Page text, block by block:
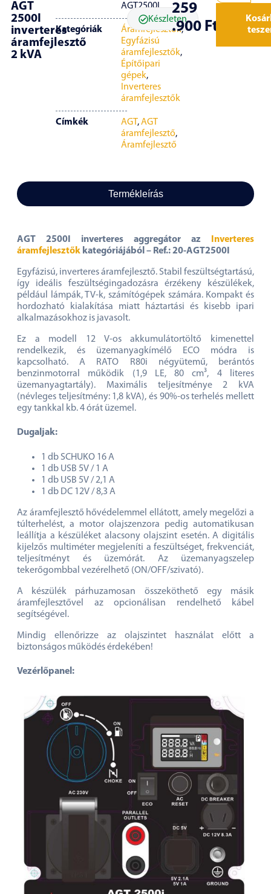
AGT
2500I
inverteres
áramfejlesztő
2 kVA
AGT2500I
Kategóriák Áramfejlesztők,
Egyfázisú
áramfejlesztők,
Építőipari
gépek,
Inverteres
áramfejlesztők
Címkék AGT,AGT
áramfejlesztő,
Áramfejlesztő
Készleten
259
.900 Ft
Termékleírás
AGT 2500I inverteres aggregátor az
Inverteres
áramfejlesztők kategóriájából – Ref.: 20-AGT2500I
Egyfázisú, inverteres áramfejlesztő. Stabil feszültségtartású,
így ideális feszültségingadozásra érzékeny készülékek,
például lámpák, TV-k, számítógépek számára. Kompakt és
hordozható kialakítása miatt háztartási és kisebb ipari
alkalmazásokhoz is javasolt.
Ez a modell 12 V-os akkumulátortöltő kimenettel
rendelkezik, és üzemanyagkímélő ECO módra is
kapcsolható. A RATO R80i négyütemű, berántós
benzinmotorral működik (1,9 LE, 80 cm³, 4 literes
üzemanyagtartály). Maximális teljesítménye 2 kVA
(névleges teljesítmény: 1,8 kVA), és 90%-os terhelés mellett
egy tankkal kb. 4 órát üzemel.
Dugaljak:
1 db SCHUKO 16 A
1 db USB 5V / 1 A
1 db USB 5V / 2,1 A
1 db DC 12V / 8,3 A
Az áramfejlesztő hővédelemmel ellátott, amely megelőzi a
túlterhelést, a motor olajszenzora pedig automatikusan
leállítja a készüléket alacsony olajszint esetén. A digitális
kijelzős multiméter megjeleníti a feszültséget, frekvenciát,
teljesítményt és üzemórát. Az üzemanyagszelep
tekerőgombbal vezérelhető (ON/OFF/szivató).
A készülék párhuzamosan összeköthető egy másik
áramfejlesztővel az opcionálisan rendelhető kábel
segítségével.
Mindig ellenőrizze az olajszintet használat előtt a
biztonságos működés érdekében!
Vezérlőpanel: